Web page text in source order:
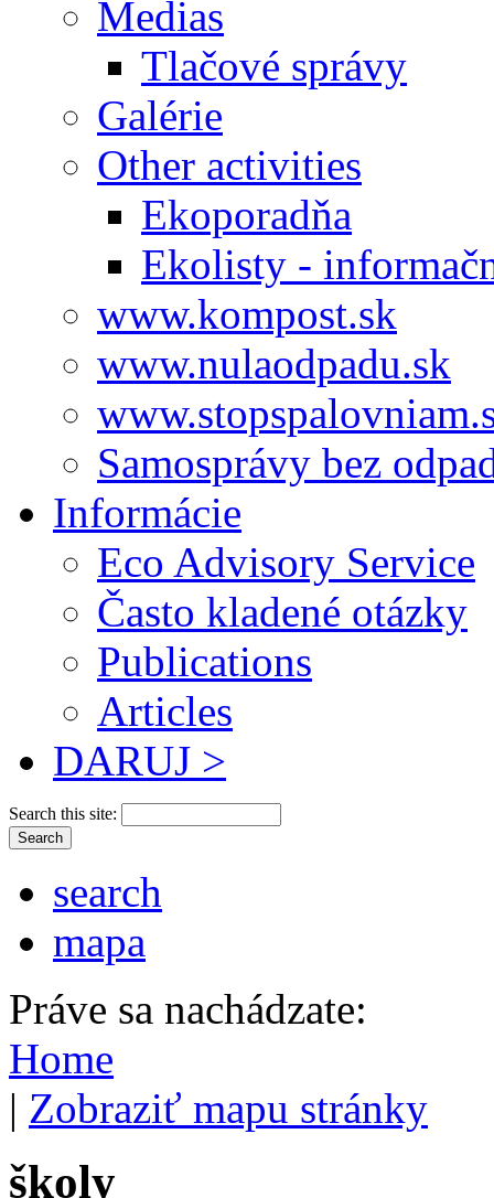
Medias
Tlačové správy
Galérie
Other activities
Ekoporadňa
Ekolisty -
www.kompost.sk
www.nulaodpadu.sk
Samosprávy bez
Informácie
Eco Advisory Service
Často kladené otázky
Publications
Articles
DARUJ >
Search this site:
search
mapa
Práve sa nachádzate:
Home
| Zobraziť mapu stránky
školy